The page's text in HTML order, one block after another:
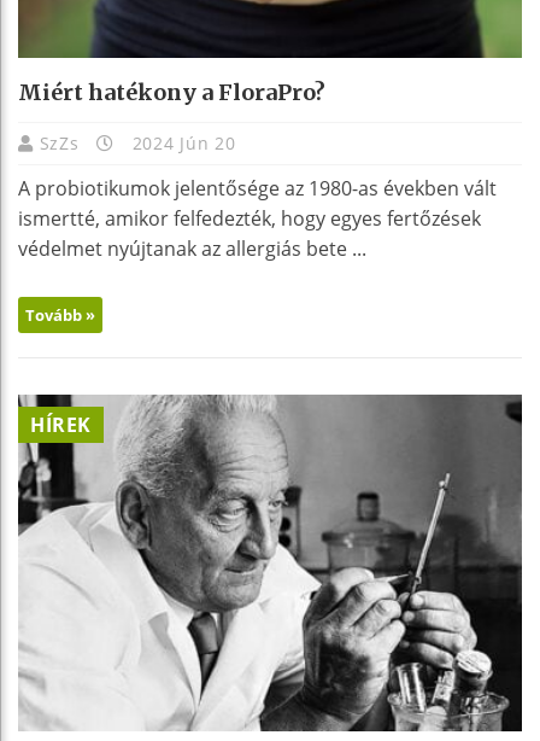
Miért hatékony a FloraPro?
SzZs 2024 Jún 20
A probiotikumok jelentősége az 1980-as években vált
ismertté, amikor felfedezték, hogy egyes fertőzések
védelmet nyújtanak az allergiás bete ...
Tovább »
HÍREK